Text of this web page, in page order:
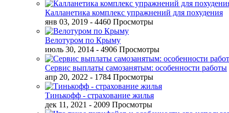
Калланетика комплекс упражнений для похудения
янв 03, 2019 - 4460 Просмотры
Велотуром по Крыму
июль 30, 2014 - 4906 Просмотры
Сервис выплаты самозанятым: особенности работы
апр 20, 2022 - 1784 Просмотры
Тинькофф - страхование жилья
дек 11, 2021 - 2009 Просмотры